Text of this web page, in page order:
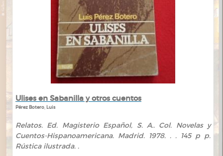
Ulises en Sabanilla y otros cuentos
Pérez Botero, Luis
Relatos. Ed. Magisterio Español, S. A.. Col. Novelas y
Cuentos-Hispanoamericana. Madrid. 1978. . . 145 p p.
Rústica ilustrada. .